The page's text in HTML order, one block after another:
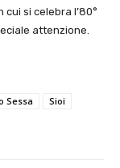
cui si celebra l’80°
attenzione.
Sessa
Sioi